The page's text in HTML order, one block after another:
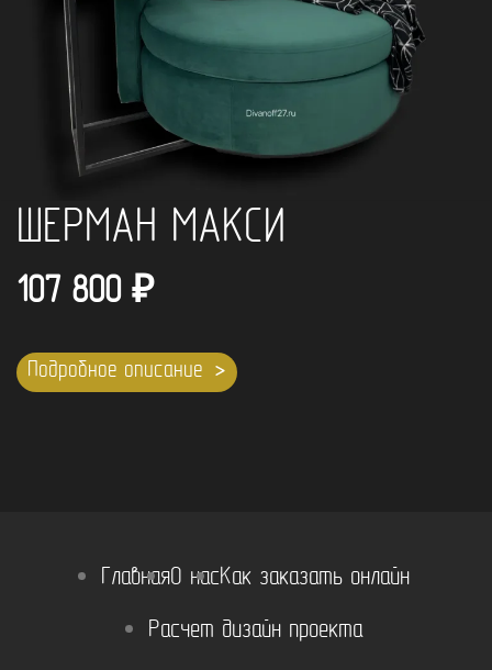
ШЕРМАН МАКСИ
107 800 ₽
Подробное описание
ГлавнаяО насКак заказать онлайн
Расчет дизайн проекта